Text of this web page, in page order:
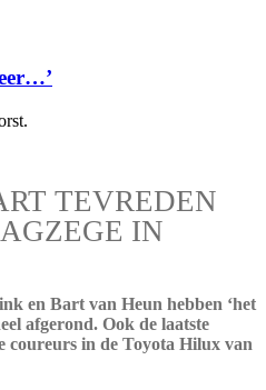
TEVREDEN
IN
en Bart van Heun hebben ‘het
afgerond. Ook de laatste
coureurs in de Toyota Hilux van